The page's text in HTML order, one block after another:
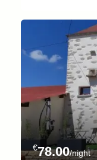
€78.00/night